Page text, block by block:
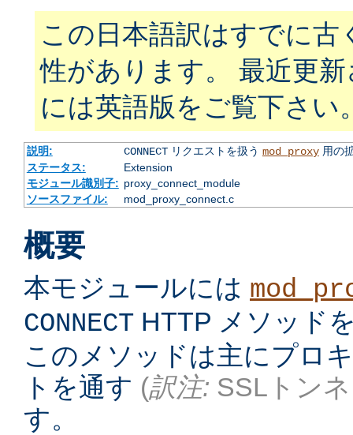
この日本語訳はすでに古
性があります。 最近更
には英語版をご覧下さい
説明: CONNECTリクエストを扱う mod_proxy用の
ステータス:
Extension
モジュール識別子: proxy_connect_module
ソースファイル:
mod_proxy_connect.c
概要
本モジュールには
CONNECT HTTP メソッド
このメソッドは主にプロ
トを通す (訳注: SSLトン
す。